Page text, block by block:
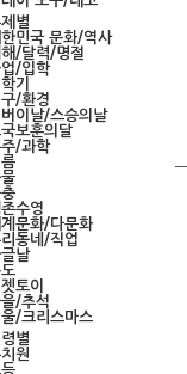
별
한민국 문화/역사
/달력/명절
/입학
기
/환경
버이날/스승의날
보훈의달
/과학
수영
문화/다문화
동네/직업
날
토이
/추석
울/크리스마스
별
원